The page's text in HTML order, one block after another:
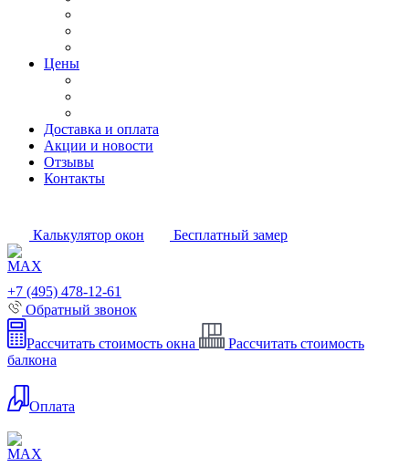
Цены
Доставка и оплата
Акции и новости
Отзывы
Контакты
Калькулятор окон Бесплатный замер
+7 (495) 478-12-61
Обратный звонок
Рассчитать стоимость окна
Рассчитать стоимость
балкона
Оплата